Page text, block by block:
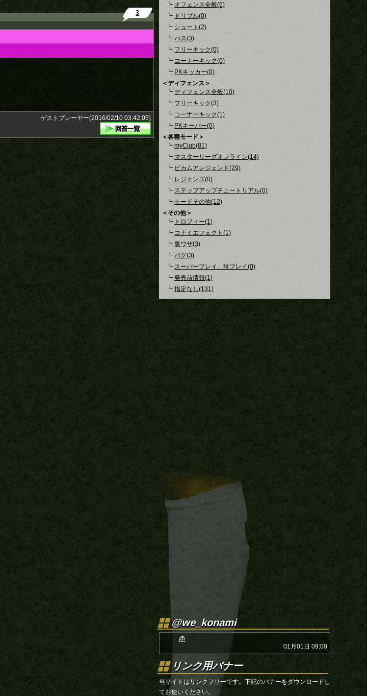
3
ゲストプレーヤー(2016/02/10 03:42:05)
┗ オフェンス全般(6)
┗ ドリブル(0)
┗ シュート(2)
┗ パス(3)
┗ フリーキック(0)
┗ コーナーキック(0)
┗ PKキッカー(0)
＜ディフェンス＞
┗ ディフェンス全般(10)
┗ フリーキック(3)
┗ コーナーキック(1)
┗ PKキーパー(0)
＜各種モード＞
┗ myClub(81)
┗ マスターリーグオフライン(14)
┗ ビカムアレジェンド(29)
┗ レジェンズ(0)
┗ ステップアップチュートリアル(0)
┗ モードその他(12)
＜その他＞
┗ トロフィー(1)
┗ コナミエフェクト(1)
┗ 裏ワザ(3)
┗ バグ(3)
┗ スーパープレイ、珍プレイ(0)
┗ 発売前情報(1)
┗ 指定なし(131)
@we_konami
@
01月01日 09:00
リンク用バナー
当サイトはリンクフリーです。下記のバナーをダウンロードし
てお使いください。